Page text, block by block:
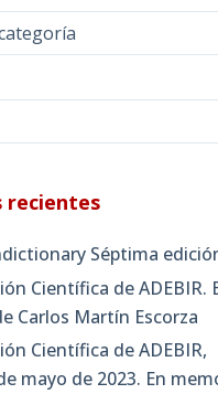
recientes
Séptima
Científica de ADEBIR.
Carlos Martín Escorza
Científica de ADEBIR,
mayo de 2023. En